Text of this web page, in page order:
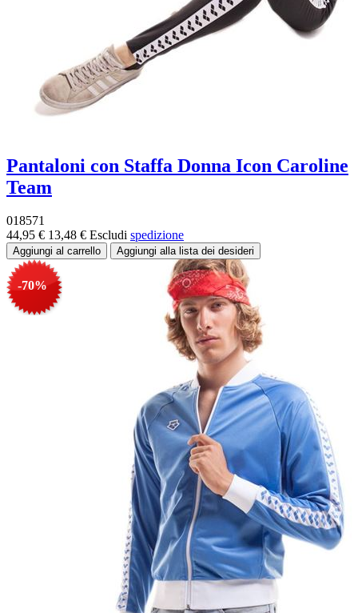
Pantaloni con Staffa Donna Icon Caroline
Team
018571
44,95 € 13,48 € Escludi spedizione
-70%